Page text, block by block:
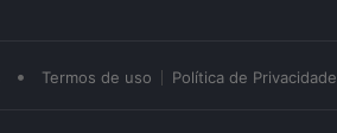
• Termos de uso Política de Privacidade